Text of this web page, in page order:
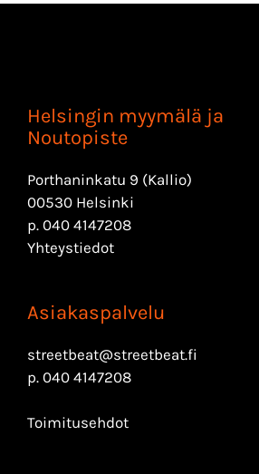
Helsingin myymälä ja
Noutopiste
Porthaninkatu 9 (Kallio)
00530 Helsinki
p. 040 4147208
Yhteystiedot
Asiakaspalvelu
streetbeat@streetbeat.fi
p. 040 4147208
Toimitusehdot